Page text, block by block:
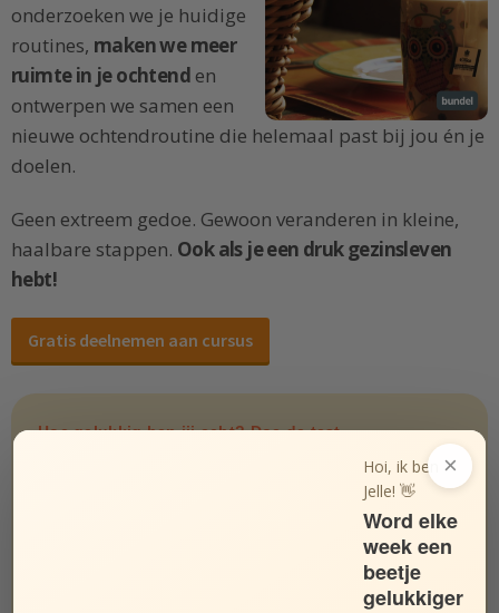
onderzoeken we je huidige
routines, maken we meer
ruimte in je ochtend en
ontwerpen we samen een
nieuwe ochtendroutine die helemaal past bij jou én je
doelen.
Geen extreem gedoe. Gewoon veranderen in kleine,
haalbare stappen. Ook als je een druk gezinsleven
hebt!
Gratis deelnemen aan cursus
Hoe gelukkig ben jij echt? Doe de test.
×
Hoi, ik ben
Jelle! 👋
Word elke
week een
beetje
gelukkiger